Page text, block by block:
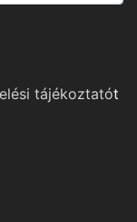
tájékoztatót